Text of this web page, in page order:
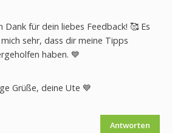
Dank für dein liebes Feedback! 🥰 Es
sehr, dass dir meine Tipps
haben. 💙
Grüße, deine Ute 💙
Antworten